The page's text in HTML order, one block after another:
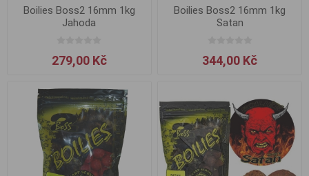
Boilies Boss2 16mm 1kg
Jahoda
279,00 Kč
Boilies Boss2 16mm 1kg
Satan
344,00 Kč